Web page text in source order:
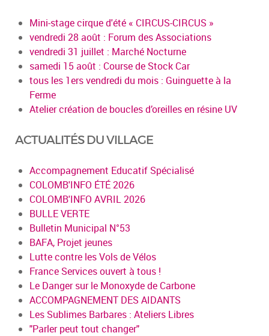
Mini-stage cirque d'été « CIRCUS-CIRCUS »
vendredi 28 août : Forum des Associations
vendredi 31 juillet : Marché Nocturne
samedi 15 août : Course de Stock Car
tous les 1ers vendredi du mois : Guinguette à la
Ferme
Atelier création de boucles d’oreilles en résine UV
ACTUALITÉS DU VILLAGE
Accompagnement Educatif Spécialisé
COLOMB'INFO ÉTÉ 2026
COLOMB'INFO AVRIL 2026
BULLE VERTE
Bulletin Municipal N°53
BAFA, Projet jeunes
Lutte contre les Vols de Vélos
France Services ouvert à tous !
Le Danger sur le Monoxyde de Carbone
ACCOMPAGNEMENT DES AIDANTS
Les Sublimes Barbares : Ateliers Libres
"Parler peut tout changer"